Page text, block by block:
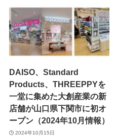
DAISO、Standard
Products、THREEPPYを
一堂に集めた大創産業の新
店舗が山口県下関市に初オ
ープン（2024年10月情報）
2024年10月15日